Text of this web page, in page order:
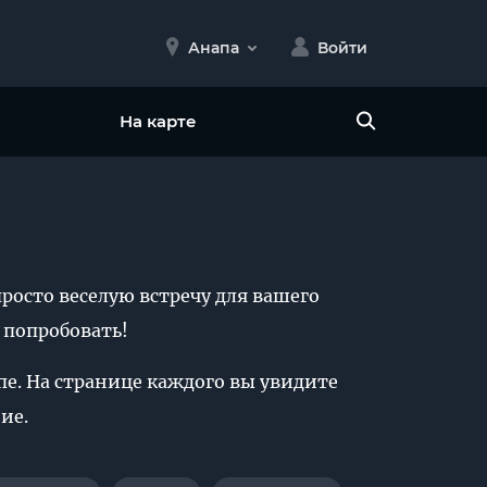
Анапа Войти
На карте
веселую встречу для вашего
На странице каждого вы увидите